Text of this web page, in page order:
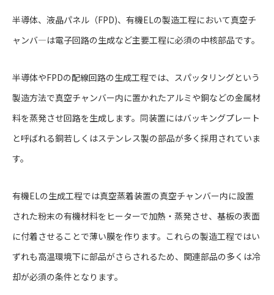
半導体、液晶パネル（FPD)、有機ELの製造工程において真空チ
ャンバ―は電子回路の生成など主要工程に必須の中核部品です。
半導体やFPDの配線回路の生成工程では、スパッタリングという
製造方法で真空チャンバー内に置かれたアルミや銅などの金属材
料を蒸発させ回路を生成します。同装置にはバッキングプレート
と呼ばれる銅若しくはステンレス製の部品が多く採用されていま
す。
有機ELの生成工程では真空蒸着装置の真空チャンバー内に設置
された粉末の有機材料をヒーターで加熱・蒸発させ、基板の表面
に付着させることで薄い膜を作ります。これらの製造工程ではい
ずれも高温環境下に部品がさらされるため、関連部品の多くは冷
却が必須の条件となります。